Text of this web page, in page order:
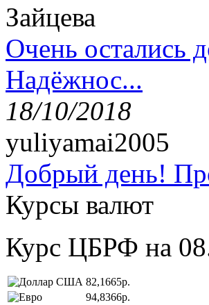
Зайцева
Очень остались
Надёжнос...
18/10/2018
yuliyamai2005
Добрый день!
Курсы валют
Курс ЦБРФ на
82,1665р.
94,8366р.